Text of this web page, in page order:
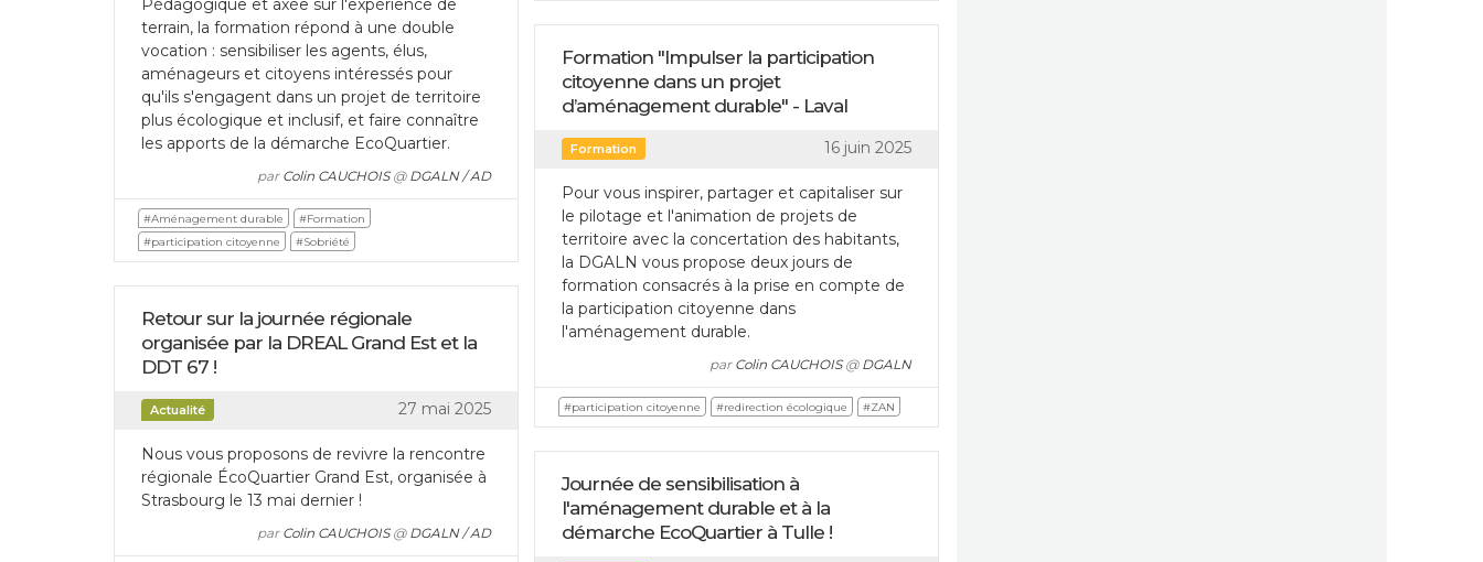
terrain, la formation répond à une double
vocation : sensibiliser les agents, élus,
aménageurs et citoyens intéressés pour
qu'ils s'engagent dans un projet de territoire
plus écologique et inclusif, et faire connaître
les apports de la démarche EcoQuartier.
parColin CAUCHOIS @DGALN / AD
#Aménagement durable
#Formation
#participation citoyenne
#Sobriété
Formation "Impulser la participation
citoyenne dans un projet
d’aménagement durable" - Laval
Formation 16 juin 2025
Pour vous inspirer, partager et capitaliser sur
le pilotage et l'animation de projets de
territoire avec la concertation des habitants,
la DGALN vous propose deux jours de
formation consacrés à la prise en compte de
la participation citoyenne dans
l'aménagement durable.
parColin CAUCHOIS @DGALN
#participation citoyenne #redirection écologique #ZAN
Retour sur la journée régionale
organisée par la DREAL Grand Est et la
DDT 67 !
Actualité 27 mai 2025
Nous vous proposons de revivre la rencontre
régionale ÉcoQuartier Grand Est, organisée à
Strasbourg le 13 mai dernier !
parColin CAUCHOIS @DGALN / AD
Journée de sensibilisation à
l'aménagement durable et à la
démarche EcoQuartier à Tulle !